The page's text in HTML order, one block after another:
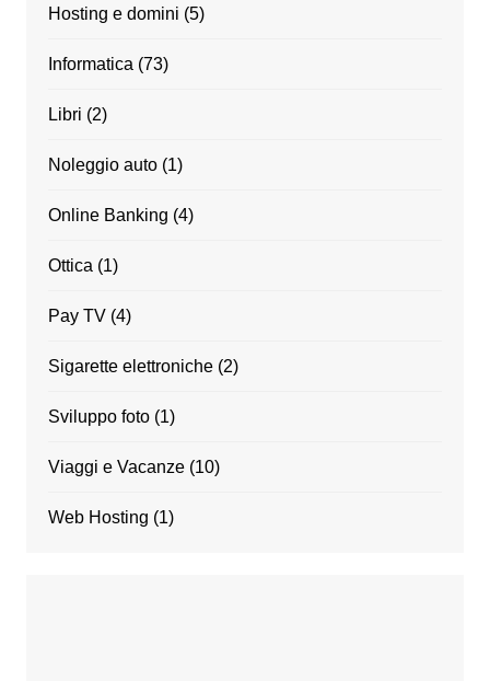
Hosting e domini (5)
Informatica (73)
Libri (2)
Noleggio auto(1)
Online Banking (4)
Ottica (1)
Pay TV(4)
Sigarette elettroniche(2)
Sviluppo foto(1)
Viaggi e Vacanze(10)
Web Hosting (1)